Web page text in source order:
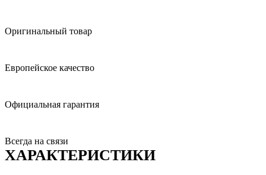
Оригинальный товар
Европейское качество
Официальная гарантия
Всегда на связи
ХАРАКТЕРИСТИКИ